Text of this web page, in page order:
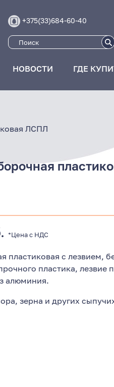
+375(33)684-60-40
НОВОСТИ ГДЕ
ЛСПЛ
*Цена с НДС
пластиковая с лезвием,
пластика, лезвие
алюминия.
зерна и других